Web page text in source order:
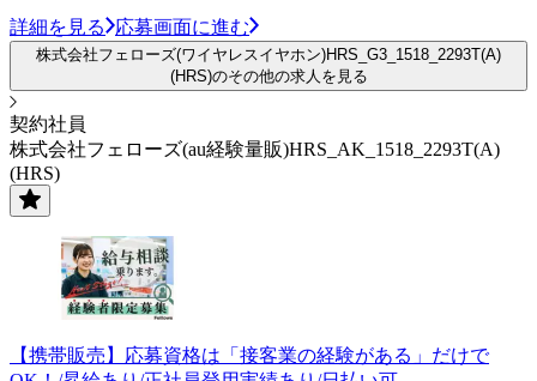
詳細を見る 応募画面に進む
株式会社フェローズ(ワイヤレスイヤホン)HRS_G3_1518_2293T(A)
(HRS)のその他の求人を見る
契約社員
株式会社フェローズ(au経験量販)HRS_AK_1518_2293T(A)
(HRS)
【携帯販売】応募資格は「接客業の経験がある」だけで